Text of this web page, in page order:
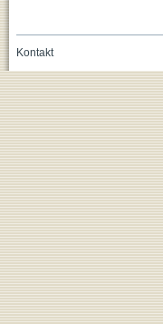
Kontakt